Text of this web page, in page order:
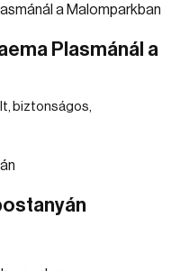
Plasmánál a
biztonságos,